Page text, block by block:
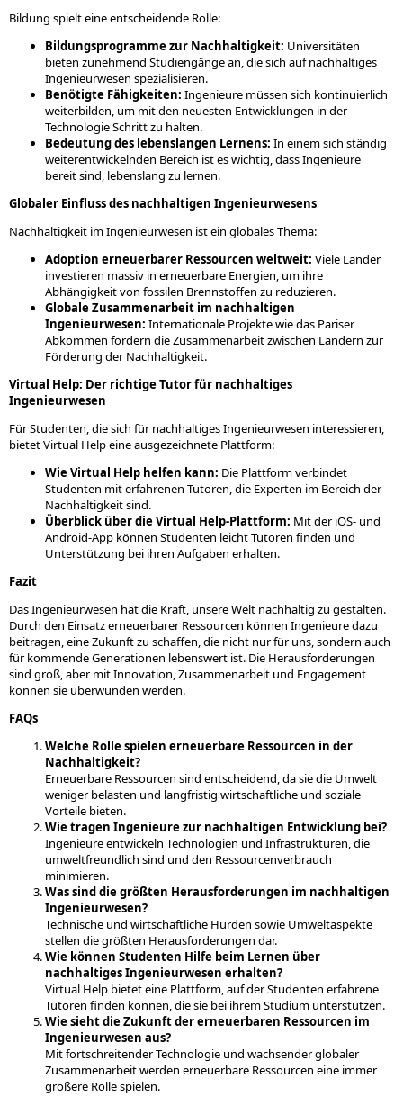
Bildung spielt eine entscheidende Rolle:
Bildungsprogramme zur Nachhaltigkeit: Universitäten
bieten zunehmend Studiengänge an, die sich auf nachhaltiges
Ingenieurwesen spezialisieren.
Benötigte Fähigkeiten: Ingenieure müssen sich kontinuierlich
weiterbilden, um mit den neuesten Entwicklungen in der
Technologie Schritt zu halten.
Bedeutung des lebenslangen Lernens: In einem sich ständig
weiterentwickelnden Bereich ist es wichtig, dass Ingenieure
bereit sind, lebenslang zu lernen.
Globaler Einfluss des nachhaltigen Ingenieurwesens
Nachhaltigkeit im Ingenieurwesen ist ein globales Thema:
Adoption erneuerbarer Ressourcen weltweit: Viele Länder
investieren massiv in erneuerbare Energien, um ihre
Abhängigkeit von fossilen Brennstoffen zu reduzieren.
Globale Zusammenarbeit im nachhaltigen
Ingenieurwesen: Internationale Projekte wie das Pariser
Abkommen fördern die Zusammenarbeit zwischen Ländern zur
Förderung der Nachhaltigkeit.
Virtual Help: Der richtige Tutor für nachhaltiges
Ingenieurwesen
Für Studenten, die sich für nachhaltiges Ingenieurwesen interessieren,
bietet Virtual Help eine ausgezeichnete Plattform:
Wie Virtual Help helfen kann: Die Plattform verbindet
Studenten mit erfahrenen Tutoren, die Experten im Bereich der
Nachhaltigkeit sind.
Überblick über die Virtual Help-Plattform: Mit der iOS- und
Android-App können Studenten leicht Tutoren finden und
Unterstützung bei ihren Aufgaben erhalten.
Fazit
Das Ingenieurwesen hat die Kraft, unsere Welt nachhaltig zu gestalten.
Durch den Einsatz erneuerbarer Ressourcen können Ingenieure dazu
beitragen, eine Zukunft zu schaffen, die nicht nur für uns, sondern auch
für kommende Generationen lebenswert ist. Die Herausforderungen
sind groß, aber mit Innovation, Zusammenarbeit und Engagement
können sie überwunden werden.
FAQs
Welche Rolle spielen erneuerbare Ressourcen in der
Nachhaltigkeit?
Erneuerbare Ressourcen sind entscheidend, da sie die Umwelt
weniger belasten und langfristig wirtschaftliche und soziale
Vorteile bieten.
Wie tragen Ingenieure zur nachhaltigen Entwicklung bei?
Ingenieure entwickeln Technologien und Infrastrukturen, die
umweltfreundlich sind und den Ressourcenverbrauch
minimieren.
Was sind die größten Herausforderungen im nachhaltigen
Ingenieurwesen?
Technische und wirtschaftliche Hürden sowie Umweltaspekte
stellen die größten Herausforderungen dar.
Wie können Studenten Hilfe beim Lernen über
nachhaltiges Ingenieurwesen erhalten?
Virtual Help bietet eine Plattform, auf der Studenten erfahrene
Tutoren finden können, die sie bei ihrem Studium unterstützen.
Wie sieht die Zukunft der erneuerbaren Ressourcen im
Ingenieurwesen aus?
Mit fortschreitender Technologie und wachsender globaler
Zusammenarbeit werden erneuerbare Ressourcen eine immer
größere Rolle spielen.